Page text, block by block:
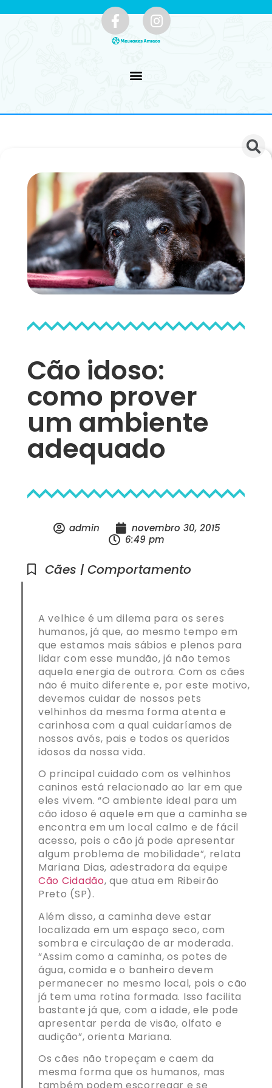
Cão idoso:
como prover
um ambiente
adequado
admin
novembro 30, 2015
6:49 pm
Cães | Comportamento
A velhice é um dilema para os seres
humanos, já que, ao mesmo tempo em
que estamos mais sábios e plenos para
lidar com esse mundão, já não temos
aquela energia de outrora. Com os cães
não é muito diferente e, por este motivo,
devemos cuidar de nossos pets
velhinhos da mesma forma atenta e
carinhosa com a qual cuidaríamos de
nossos avós, pais e todos os queridos
idosos da nossa vida.
O principal cuidado com os velhinhos
caninos está relacionado ao lar em que
eles vivem. “O ambiente ideal para um
cão idoso é aquele em que a caminha se
encontra em um local calmo e de fácil
acesso, pois o cão já pode apresentar
algum problema de mobilidade”, relata
Mariana Dias, adestradora da equipe
Cão Cidadão, que atua em Ribeirão
Preto (SP).
Além disso, a caminha deve estar
localizada em um espaço seco, com
sombra e circulação de ar moderada.
“Assim como a caminha, os potes de
água, comida e o banheiro devem
permanecer no mesmo local, pois o cão
já tem uma rotina formada. Isso facilita
bastante já que, com a idade, ele pode
apresentar perda de visão, olfato e
audição”, orienta Mariana.
Os cães não tropeçam e caem da
mesma forma que os humanos, mas